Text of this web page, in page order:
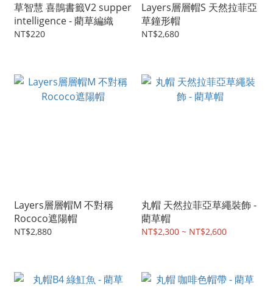
草智慧 喜鵲書籤V2 supper
intelligence - 藺草編織
NT$220
Layers層層帽S 天然拉菲亞
草鐘形帽
NT$2,680
Layers層層帽M 不對稱
Rococo遮陽帽
NT$2,880
丸帽 天然拉菲亞草繩裝飾 -
藺草帽
NT$2,300 ~ NT$2,600